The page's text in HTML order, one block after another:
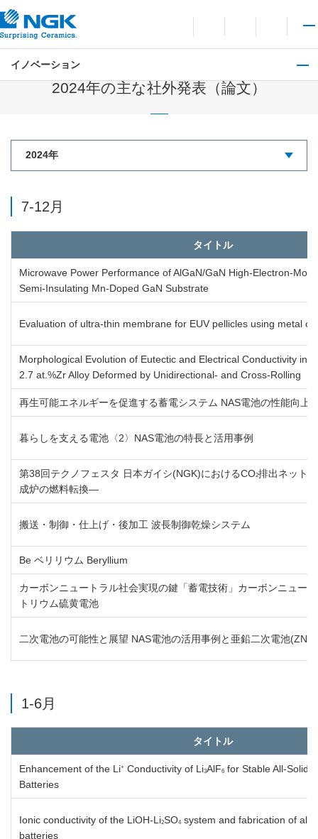
言語切り替えメニュー
サイト内検索を開
お問い合わせ
メイ
イノベーション
2024年の主な社外発表（論文）
7-12月
タイトル
Microwave Power Performance of AlGaN/GaN High-Electron-
Semi-Insulating Mn-Doped GaN Substrate
Evaluation of ultra-thin membrane for EUV pellicles using metal
Morphological Evolution of Eutectic and Electrical Conductivity in
2.7 at.%Zr Alloy Deformed by Unidirectional- and Cross-Rolling
再生可能エネルギーを促進する蓄電システム NAS電池の性能向上
暮らしを支える電池〈2〉NAS電池の特長と活用事例
第38回テクノフェスタ 日本ガイシ(NGK)におけるCO2排出ネット
成炉の燃料転換―
搬送・制御・仕上げ・後加工 波長制御乾燥システム
Be ベリリウム Beryllium
カーボンニュートラル社会実現の鍵「蓄電技術」カーボンニュー
トリウム硫黄電池
二次電池の可能性と展望 NAS電池の活用事例と亜鉛二次電池
1-6月
タイトル
Enhancement of the Li+ Conductivity of Li3AlF6 for Stable All-Solid-
Batteries
Ionic conductivity of the LiOH-Li2SO4system and fabrication of all-
batteries